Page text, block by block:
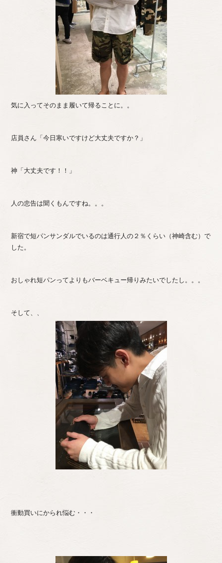
気に入ってそのまま履いて帰ることに。。
店員さん「今日寒いですけど大丈夫ですか？」
神「大丈夫です！！」
人の忠告は聞くもんですね。。。
新宿で短パンサンダルでいるのは通行人の２％くらい（神崎含む）で
した。
おしゃれ短パンってよりもバーベキュー帰りみたいでしたし。。。
そして、、
衝動買いにかられ悩む・・・